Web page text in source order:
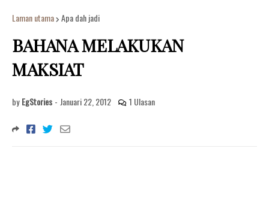
Laman utama Apa dah jadi
BAHANA MELAKUKAN
MAKSIAT
by EgStories - Januari 22, 2012 1 Ulasan